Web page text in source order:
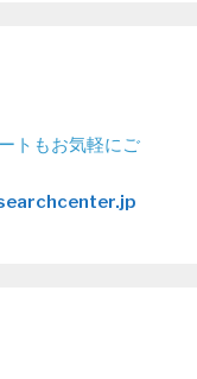
トもお気軽にご